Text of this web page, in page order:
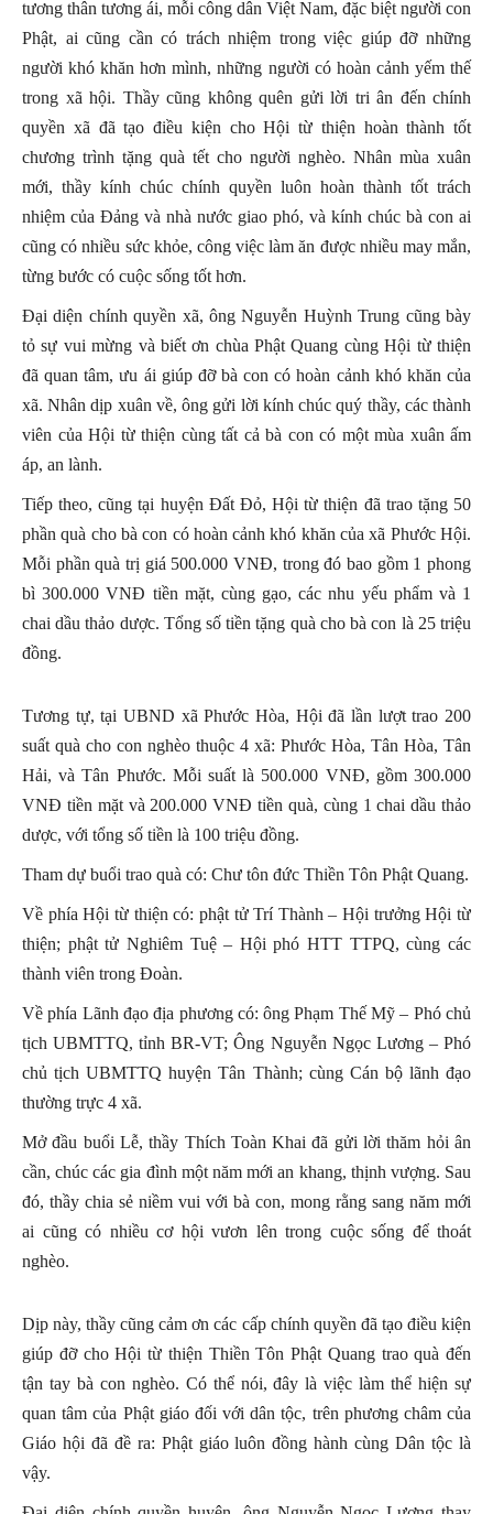
tương thân tương ái, mỗi công dân Việt Nam, đặc biệt người con
Phật, ai cũng cần có trách nhiệm trong việc giúp đỡ những
người khó khăn hơn mình, những người có hoàn cảnh yếm thế
trong xã hội. Thầy cũng không quên gửi lời tri ân đến chính
quyền xã đã tạo điều kiện cho Hội từ thiện hoàn thành tốt
chương trình tặng quà tết cho người nghèo. Nhân mùa xuân
mới, thầy kính chúc chính quyền luôn hoàn thành tốt trách
nhiệm của Đảng và nhà nước giao phó, và kính chúc bà con ai
cũng có nhiều sức khỏe, công việc làm ăn được nhiều may mắn,
từng bước có cuộc sống tốt hơn.
Đại diện chính quyền xã, ông Nguyễn Huỳnh Trung cũng bày
tỏ sự vui mừng và biết ơn chùa Phật Quang cùng Hội từ thiện
đã quan tâm, ưu ái giúp đỡ bà con có hoàn cảnh khó khăn của
xã. Nhân dịp xuân về, ông gửi lời kính chúc quý thầy, các thành
viên của Hội từ thiện cùng tất cả bà con có một mùa xuân ấm
áp, an lành.
Tiếp theo, cũng tại huyện Đất Đỏ, Hội từ thiện đã trao tặng 50
phần quà cho bà con có hoàn cảnh khó khăn của xã Phước Hội.
Mỗi phần quà trị giá 500.000 VNĐ, trong đó bao gồm 1 phong
bì 300.000 VNĐ tiền mặt, cùng gạo, các nhu yếu phẩm và 1
chai dầu thảo dược. Tổng số tiền tặng quà cho bà con là 25 triệu
đồng.
Tương tự, tại UBND xã Phước Hòa, Hội đã lần lượt trao 200
suất quà cho con nghèo thuộc 4 xã: Phước Hòa, Tân Hòa, Tân
Hải, và Tân Phước. Mỗi suất là 500.000 VNĐ, gồm 300.000
VNĐ tiền mặt và 200.000 VNĐ tiền quà, cùng 1 chai dầu thảo
dược, với tổng số tiền là 100 triệu đồng.
Tham dự buổi trao quà có: Chư tôn đức Thiền Tôn Phật Quang.
Về phía Hội từ thiện có: phật tử Trí Thành – Hội trưởng Hội từ
thiện; phật tử Nghiêm Tuệ – Hội phó HTT TTPQ, cùng các
thành viên trong Đoàn.
Về phía Lãnh đạo địa phương có: ông Phạm Thế Mỹ – Phó chủ
tịch UBMTTQ, tỉnh BR-VT; Ông Nguyễn Ngọc Lương – Phó
chủ tịch UBMTTQ huyện Tân Thành; cùng Cán bộ lãnh đạo
thường trực 4 xã.
Mở đầu buổi Lễ, thầy Thích Toàn Khai đã gửi lời thăm hỏi ân
cần, chúc các gia đình một năm mới an khang, thịnh vượng. Sau
đó, thầy chia sẻ niềm vui với bà con, mong rằng sang năm mới
ai cũng có nhiều cơ hội vươn lên trong cuộc sống để thoát
nghèo.
Dịp này, thầy cũng cảm ơn các cấp chính quyền đã tạo điều kiện
giúp đỡ cho Hội từ thiện Thiền Tôn Phật Quang trao quà đến
tận tay bà con nghèo. Có thể nói, đây là việc làm thể hiện sự
quan tâm của Phật giáo đối với dân tộc, trên phương châm của
Giáo hội đã đề ra: Phật giáo luôn đồng hành cùng Dân tộc là
vậy.